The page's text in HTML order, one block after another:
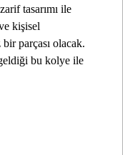
tasarımı ile
kişisel
parçası olacak.
bu kolye ile